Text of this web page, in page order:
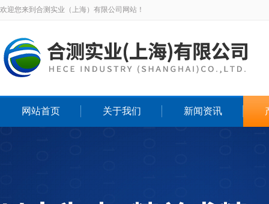
欢迎您来到合测实业（上海）有限公司网站！
网站首页 关于我们 新闻资讯